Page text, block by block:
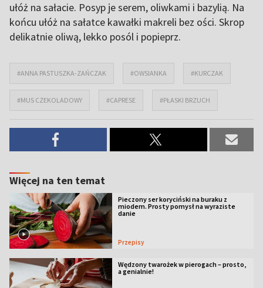
ułóż na sałacie. Posyp je serem, oliwkami i bazylią. Na
końcu ułóż na sałatce kawałki makreli bez ości. Skrop
delikatnie oliwą, lekko posól i popieprz.
#ANNA PASTUSZKA-ZAŃCZAK #OWSIANKA #KURCZAK
#MUS CZEKOLADOWY #CAPRESE #PŁASKI BRZUCH
Więcej na ten temat
Pieczony ser koryciński na buraku z
miodem. Prosty pomysł na wyraziste
danie
Przepisy
Wędzony twarożek w pierogach – prosto,
a genialnie!